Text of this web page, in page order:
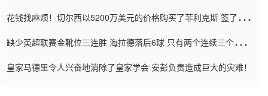
花钱找麻烦！切尔西以5200万美元的价格购买了菲利克斯 签了7年
缺少英超联赛金靴位三连胜 海拉德落后6球 只有两个连续三个连续
皇家马德里令人兴奋地消除了皇家学会 安彭负责造成巨大的灾难！